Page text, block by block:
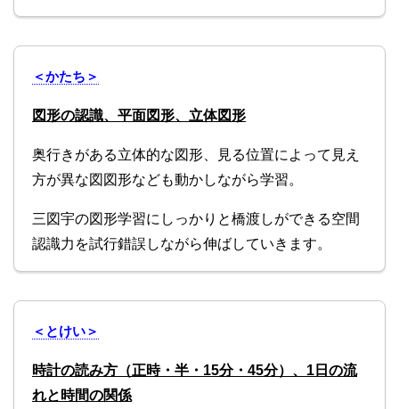
＜かたち＞
図形の認識、平面図形、立体図形
奥行きがある立体的な図形、見る位置によって見え
方が異な図図形なども動かしながら学習。
三図宇の図形学習にしっかりと橋渡しができる空間
認識力を試行錯誤しながら伸ばしていきます。
＜とけい＞
時計の読み方（正時・半・15分・45分）、1日の流
れと時間の関係